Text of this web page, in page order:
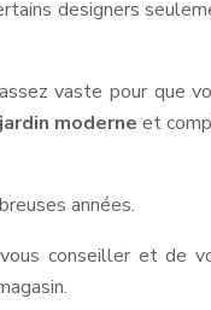
designers
vaste pour que
moderne et
années.
conseiller et de